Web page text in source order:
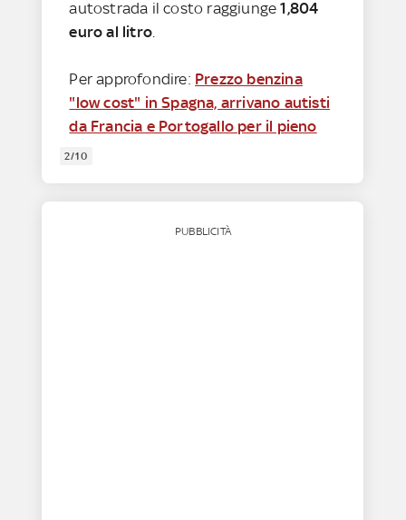
autostrada il costo raggiunge1,804
euro al litro.
Per approfondire: Prezzo benzina
"low cost" in Spagna, arrivano autisti
da Francia e Portogallo per il pieno
2/10
PUBBLICITÀ